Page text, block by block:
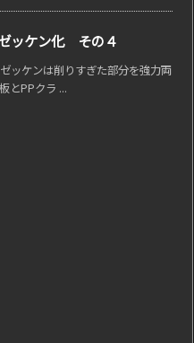
ッケン化 その４
ッケンは削りすぎた部分を強力両
とPPクラ ...